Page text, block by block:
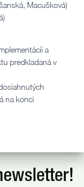
Macušková)
a
predkladaná v
na konci